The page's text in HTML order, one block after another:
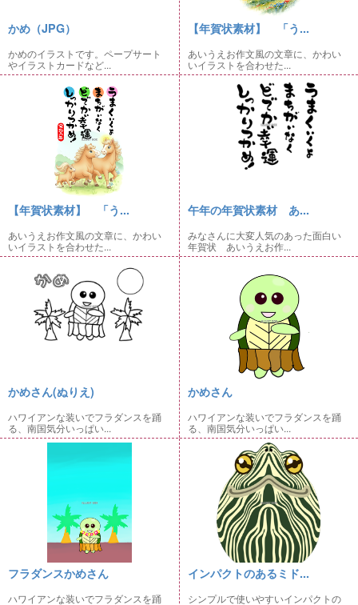
かめ（JPG）
かめのイラストです。ペープサート
やイラストカードなど...
【年賀状素材】 「う...
あいうえお作文風の文章に、かわい
いイラストを合わせた...
【年賀状素材】 「う...
あいうえお作文風の文章に、かわい
いイラストを合わせた...
午年の年賀状素材 あ...
みなさんに大変人気のあった面白い
年賀状 あいうえお作...
かめさん(⁠ぬりえ)
ハワイアンな装いでフラダンスを踊
る、南国気分いっぱい...
かめさん
ハワイアンな装いでフラダンスを踊
る、南国気分いっぱい...
フラダンスかめさん
ハワイアンな装いでフラダンスを踊
インパクトのあるミド...
シンプルで使いやすいインパクトの